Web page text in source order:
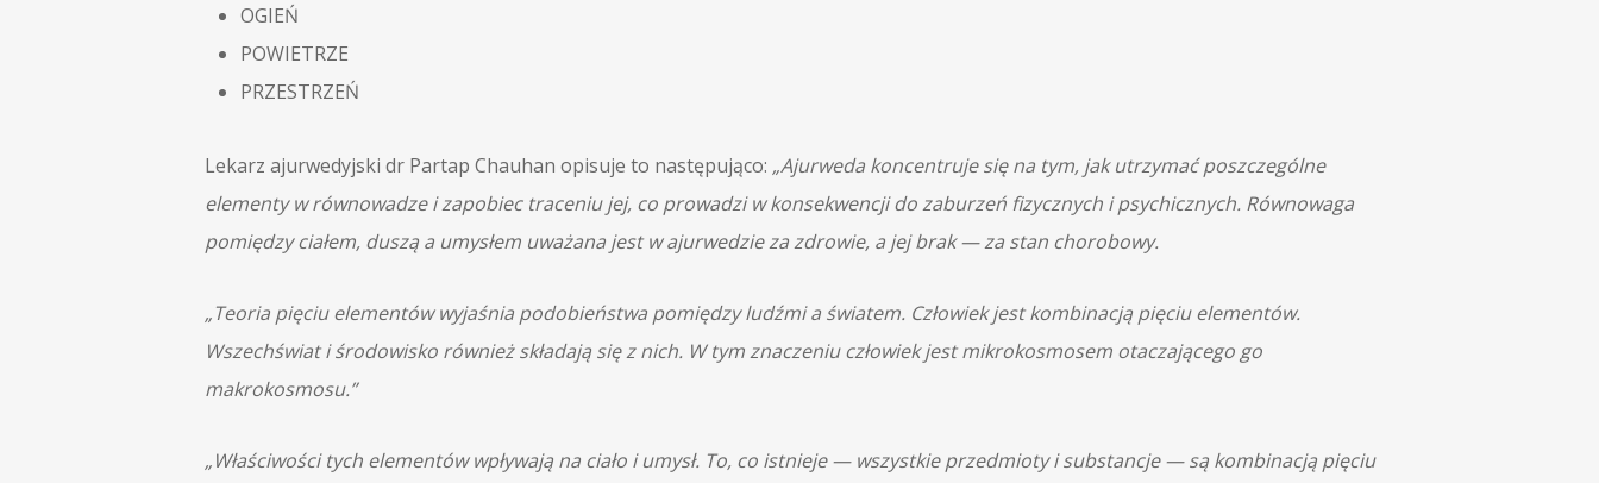
OGIEŃ
POWIETRZE
PRZESTRZEŃ
Lekarz ajurwedyjski dr Partap Chauhan opisuje to następująco: „Ajurweda koncentruje się na tym, jak utrzymać poszczególne
elementy w równowadze i zapobiec traceniu jej, co prowadzi w konsekwencji do zaburzeń fizycznych i psychicznych. Równowaga
pomiędzy ciałem, duszą a umysłem uważana jest w ajurwedzie za zdrowie, a jej brak — za stan chorobowy.
„Teoria pięciu elementów wyjaśnia podobieństwa pomiędzy ludźmi a światem. Człowiek jest kombinacją pięciu elementów.
Wszechświat i środowisko również składają się z nich. W tym znaczeniu człowiek jest mikrokosmosem otaczającego go
makrokosmosu.”
„Właściwości tych elementów wpływają na ciało i umysł. To, co istnieje — wszystkie przedmioty i substancje — są kombinacją pięciu